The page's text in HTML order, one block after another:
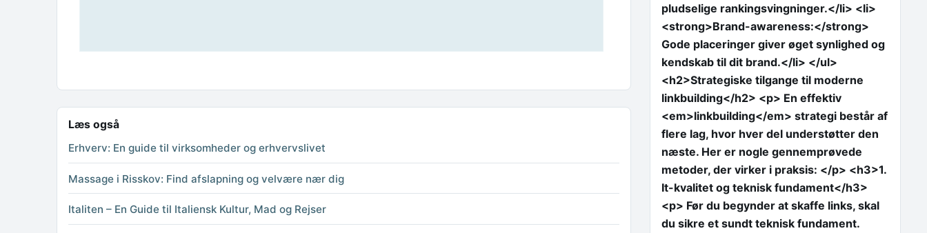
Læs også
Erhverv: En guide til virksomheder og erhvervslivet
Massage i Risskov: Find afslapning og velvære nær dig
Italiten – En Guide til Italiensk Kultur, Mad og Rejser
pludselige rankingsvingninger.</li> <li>
<strong>Brand-awareness:</strong>
Gode placeringer giver øget synlighed og
kendskab til dit brand.</li> </ul>
<h2>Strategiske tilgange til moderne
linkbuilding</h2> <p> En effektiv
<em>linkbuilding</em> strategi består af
flere lag, hvor hver del understøtter den
næste. Her er nogle gennemprøvede
metoder, der virker i praksis: </p> <h3>1.
It-kvalitet og teknisk fundament</h3>
<p> Før du begynder at skaffe links, skal
du sikre et sundt teknisk fundament.